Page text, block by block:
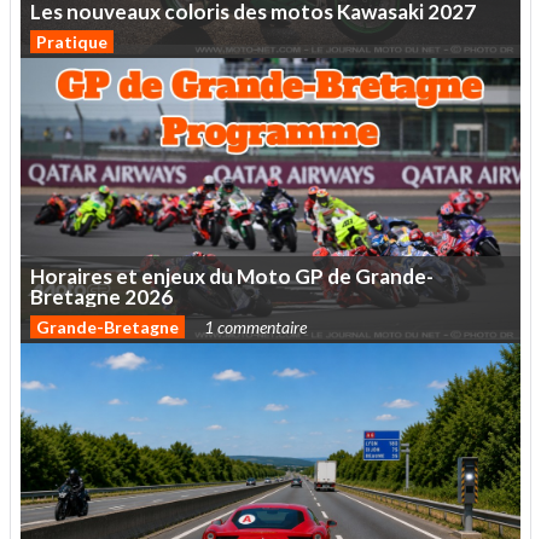
LesnouveauxcolorisdesmotosKawasaki2027
Pratique
HorairesetenjeuxduMotoGPdeGrande-
Bretagne 2026
Grande-Bretagne 1 commentaire